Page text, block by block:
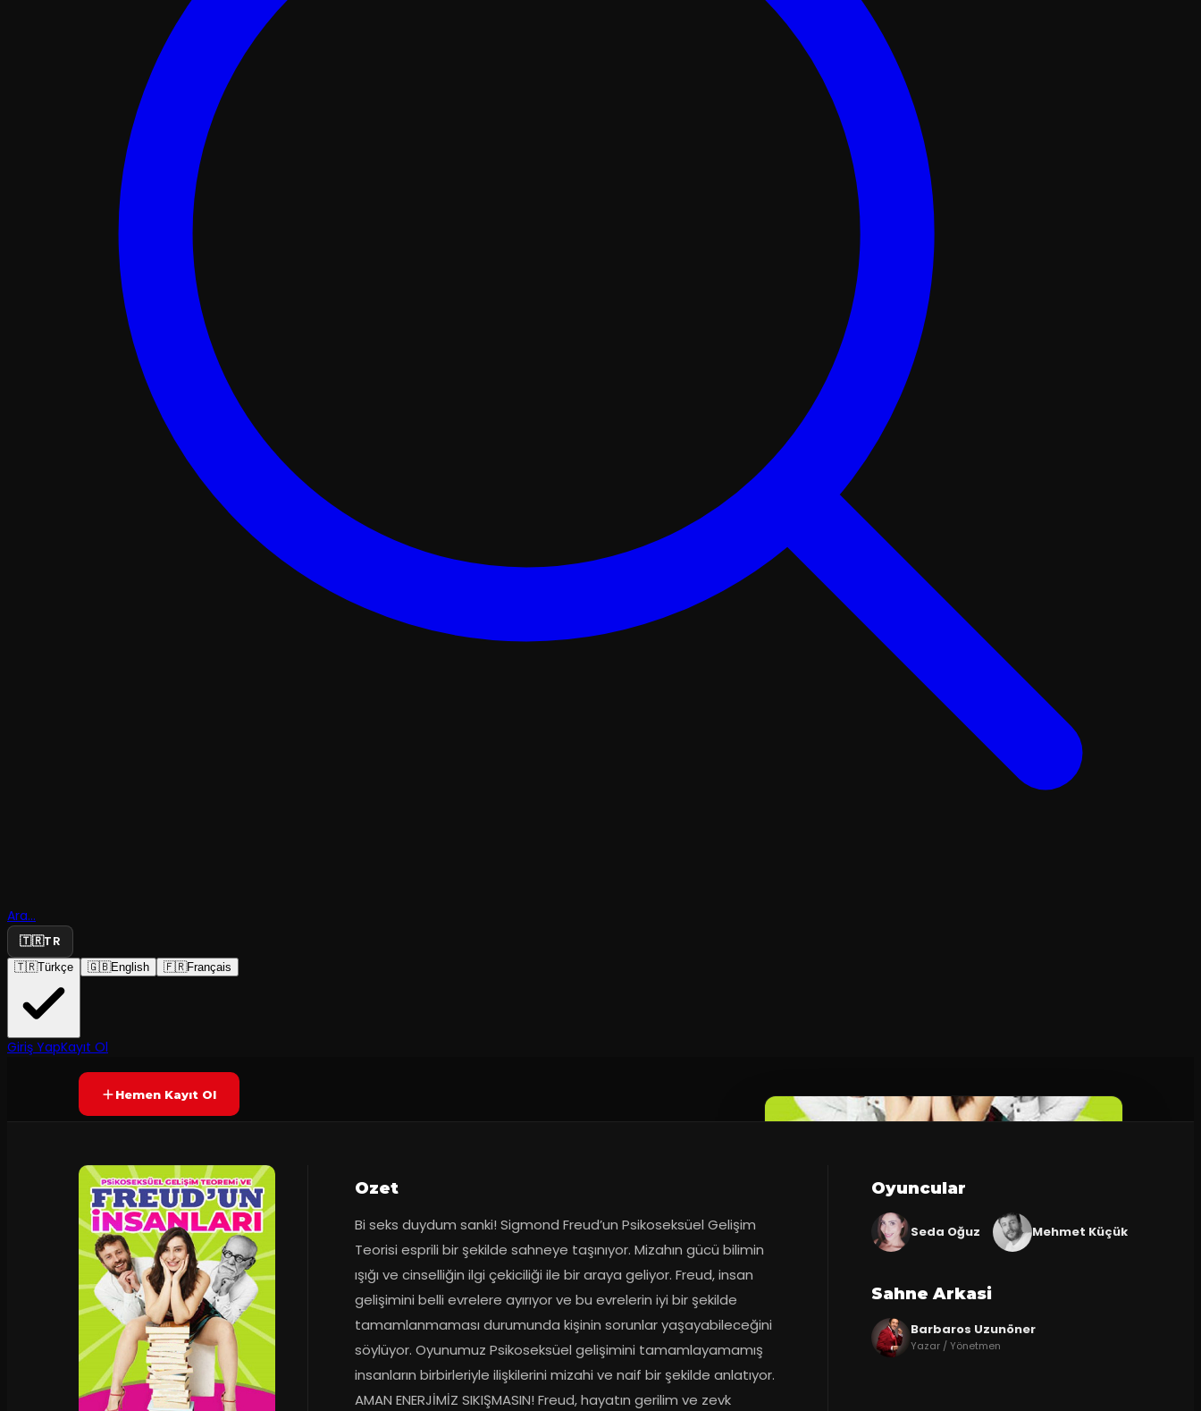
Ara...
🇹🇷TR
🇹🇷Türkçe 🇬🇧English 🇫🇷Français
Giriş YapKayıt Ol
İnsanları
YAKINDA
Hemen Kayıt Ol
Ozet
Bi seks duydum sanki! Sigmond Freud’un Psikoseksüel Gelişim
Teorisi esprili bir şekilde sahneye taşınıyor. Mizahın gücü bilimin
ışığı ve cinselliğin ilgi çekiciliği ile bir araya geliyor. Freud, insan
gelişimini belli evrelere ayırıyor ve bu evrelerin iyi bir şekilde
tamamlanmaması durumunda kişinin sorunlar yaşayabileceğini
söylüyor. Oyunumuz Psikoseksüel gelişimini tamamlayamamış
insanların birbirleriyle ilişkilerini mizahi ve naif bir şekilde anlatıyor.
AMAN ENERJİMİZ SIKIŞMASIN! Freud, hayatın gerilim ve zevk
Oyuncular
Seda Oğuz Mehmet Küçük
Sahne Arkasi
Barbaros Uzunöner
Yazar / Yönetmen